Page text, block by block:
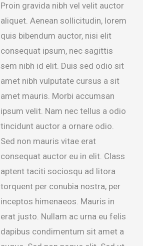
Proin gravida nibh vel velit auctor
aliquet. Aenean sollicitudin, lorem
quis bibendum auctor, nisi elit
consequat ipsum, nec sagittis
sem nibh id elit. Duis sed odio sit
amet nibh vulputate cursus a sit
amet mauris. Morbi accumsan
ipsum velit. Nam nec tellus a odio
tincidunt auctor a ornare odio.
Sed non mauris vitae erat
consequat auctor eu in elit. Class
aptent taciti sociosqu ad litora
torquent per conubia nostra, per
inceptos himenaeos. Mauris in
erat justo. Nullam ac urna eu felis
dapibus condimentum sit amet a